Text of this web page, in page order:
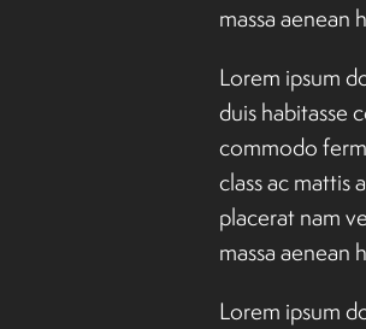
massa aenean
Lorem ipsum
duis habitasse
commodo
class ac mattis
placerat nam
massa aenean
Lorem ipsum